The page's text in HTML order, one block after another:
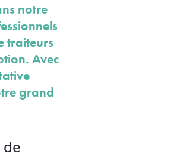
notre
traiteurs
Avec
grand